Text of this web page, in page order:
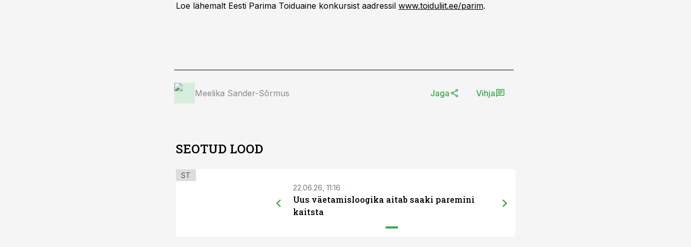
Loe lähemalt Eesti Parima Toiduaine konkursist aadressil www.toiduliit.ee/parim.
Meelika Sander-Sõrmus Jaga Vihja
SEOTUD LOOD
ST
22.06.26, 11:16
Uus väetamisloogika aitab saaki paremini
kaitsta